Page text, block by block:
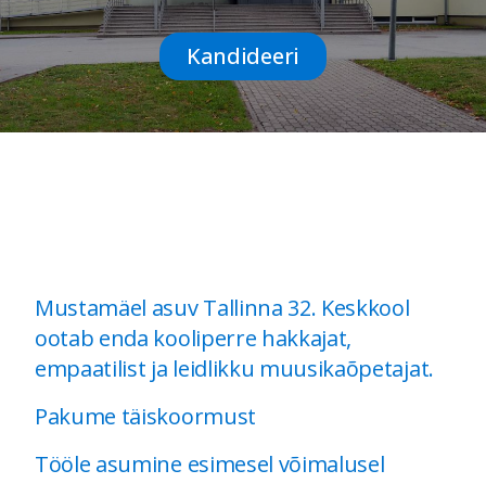
Kandideeri
Mustamäel asuv Tallinna 32. Keskkool
ootab enda kooliperre hakkajat,
empaatilist ja leidlikku muusikaõpetajat.
Pakume täiskoormust
Tööle asumine esimesel võimalusel